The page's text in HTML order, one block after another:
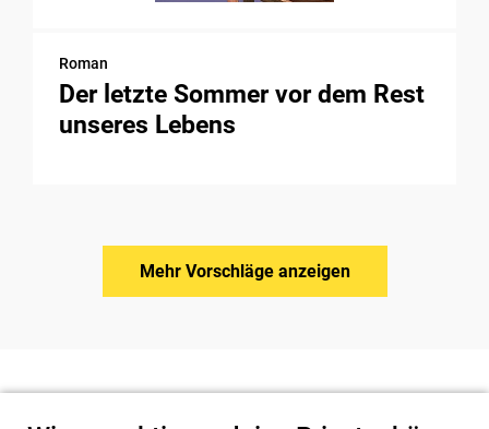
Roman
Der letzte Sommer vor dem Rest
unseres Lebens
Mehr Vorschläge anzeigen